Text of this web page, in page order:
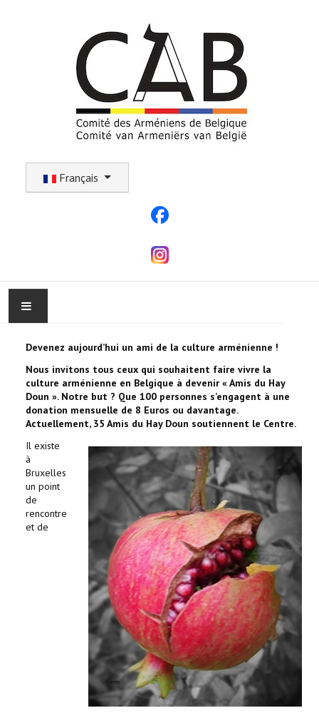
Français
ACTUALITÉ
COMMUNAUTÉ
EVÉNEMENTS
🔔 ELECTIONS 2026 🗳️
EGLISE
Devenez aujourd’hui un ami de la culture arménienne !
Nous invitons tous ceux qui souhaitent faire vivre la
culture arménienne en Belgique à devenir « Amis du Hay
Doun ». Notre but ? Que 100 personnes s’engagent à une
donation mensuelle de 8 Euros ou davantage.
Actuellement, 35 Amis du Hay Doun soutiennent le Centre.
Il existe
à
Bruxelles
un point
de
rencontre
et de